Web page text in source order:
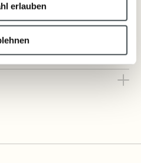
erlauben
lassen. Ausreichend Abstand zu